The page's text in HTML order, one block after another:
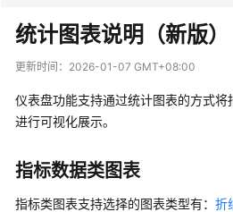
最
新
动
产
介
绍
统计图表说明（新版）
更新时间： 2026-01-07 GMT+08:00
仪表盘功能支持通过统计图表的方式
进行可视化展示。
指标数据类图表
指标类图表支持选择的图表类型有： 折